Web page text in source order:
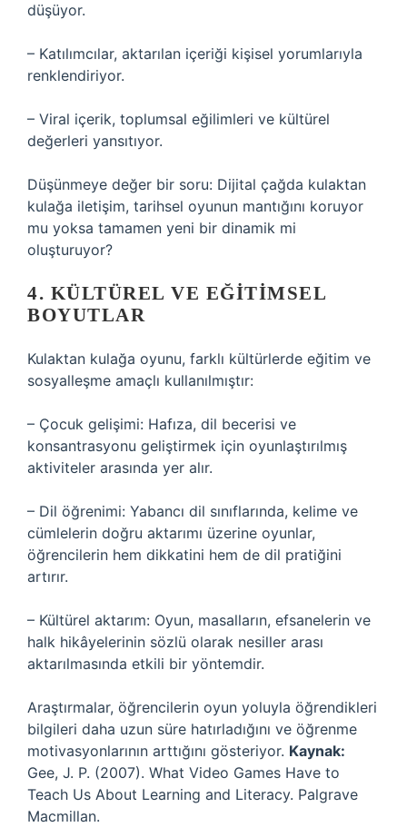
düşüyor.
– Katılımcılar, aktarılan içeriği kişisel yorumlarıyla
renklendiriyor.
– Viral içerik, toplumsal eğilimleri ve kültürel
değerleri yansıtıyor.
Düşünmeye değer bir soru: Dijital çağda kulaktan
kulağa iletişim, tarihsel oyunun mantığını koruyor
mu yoksa tamamen yeni bir dinamik mi
oluşturuyor?
4. KÜLTÜREL VE EĞITIMSEL
BOYUTLAR
Kulaktan kulağa oyunu, farklı kültürlerde eğitim ve
sosyalleşme amaçlı kullanılmıştır:
– Çocuk gelişimi: Hafıza, dil becerisi ve
konsantrasyonu geliştirmek için oyunlaştırılmış
aktiviteler arasında yer alır.
– Dil öğrenimi: Yabancı dil sınıflarında, kelime ve
cümlelerin doğru aktarımı üzerine oyunlar,
öğrencilerin hem dikkatini hem de dil pratiğini
artırır.
– Kültürel aktarım: Oyun, masalların, efsanelerin ve
halk hikâyelerinin sözlü olarak nesiller arası
aktarılmasında etkili bir yöntemdir.
Araştırmalar, öğrencilerin oyun yoluyla öğrendikleri
bilgileri daha uzun süre hatırladığını ve öğrenme
motivasyonlarının arttığını gösteriyor. Kaynak:
Gee, J. P. (2007). What Video Games Have to
Teach Us About Learning and Literacy. Palgrave
Macmillan.